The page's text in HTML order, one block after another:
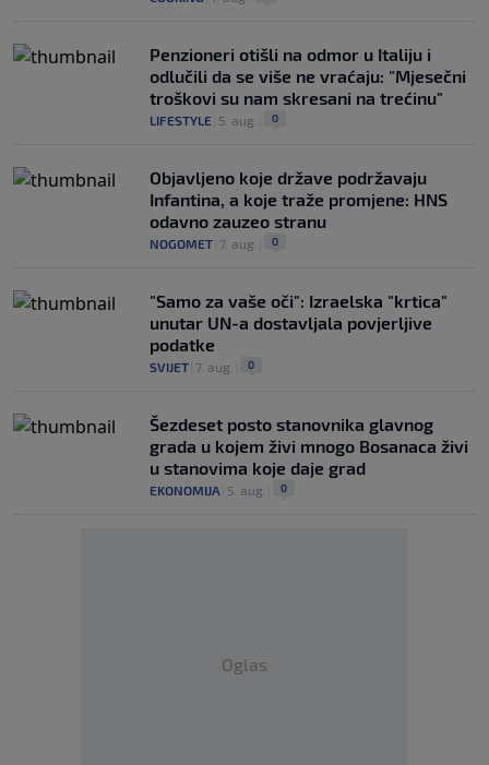
Penzioneri otišli na odmor u Italiju i
odlučili da se više ne vraćaju: "Mjesečni
troškovi su nam skresani na trećinu"
LIFESTYLE 5. aug. 0
Objavljeno koje države podržavaju
Infantina, a koje traže promjene: HNS
odavno zauzeo stranu
NOGOMET 7. aug. 0
"Samo za vaše oči": Izraelska "krtica"
unutar UN-a dostavljala povjerljive
podatke
SVIJET 7. aug. 0
Šezdeset posto stanovnika glavnog
grada u kojem živi mnogo Bosanaca živi
u stanovima koje daje grad
EKONOMIJA 5. aug. 0
Oglas